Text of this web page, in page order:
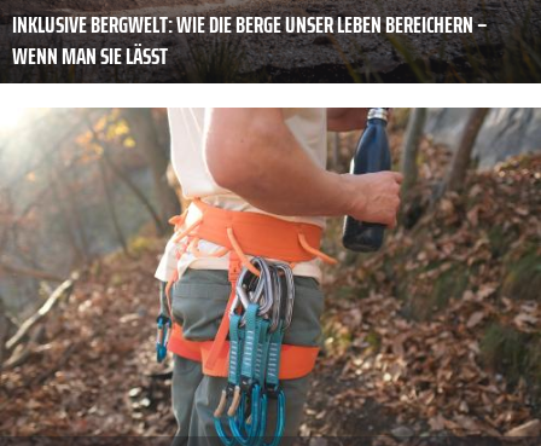
INKLUSIVE BERGWELT: WIE DIE BERGE UNSER LEBEN BEREICHERN –
WENN MAN SIE LÄSST